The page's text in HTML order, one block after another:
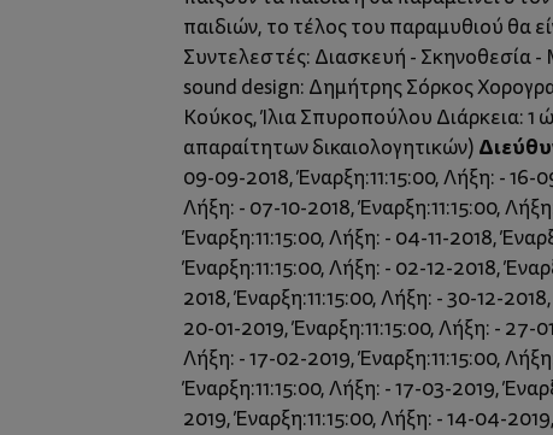
παιδιών, το τέλος του παραμυθιού θα
Συντελεστές: Διασκευή - Σκηνοθεσία
sound design: Δημήτρης Σόρκος
Κούκος, Ίλια Σπυροπούλου Διάρκεια: 1
απαραίτητων δικαιολογητικών)
09-09-2018, Έναρξη:11:15:00, Λήξη: - 16-
Λήξη: - 07-10-2018, Έναρξη:11:15:00,
Έναρξη:11:15:00, Λήξη: - 04-11-2018,
Έναρξη:11:15:00, Λήξη: - 02-12-2018,
2018, Έναρξη:11:15:00, Λήξη: - 30-12-
20-01-2019, Έναρξη:11:15:00, Λήξη: - 27-
Λήξη: - 17-02-2019, Έναρξη:11:15:00,
Έναρξη:11:15:00, Λήξη: - 17-03-2019,
2019, Έναρξη:11:15:00, Λήξη: - 14-04-